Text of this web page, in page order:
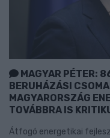
MAGYAR PÉTER:
BERUHÁZÁSI
MAGYARORSZÁG
TOVÁBBRA IS
Átfogó energetikai